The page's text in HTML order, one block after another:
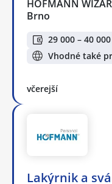
HOFMANN
Brno
29 000 – 40
Vhodné také
včerejší
Lakýrnik a